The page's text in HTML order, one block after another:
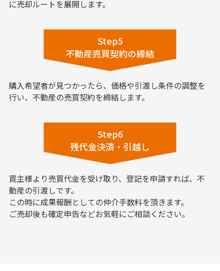
に売却ルートを展開します。
Step5
不動産売買契約の締結
購入希望者が見つかったら、価格や引渡し条件の調整を
行い、不動産の売買契約を締結します。
Step6
残代金決済・引越し
買主様より売買代金を受け取り、登記を申請すれば、不
動産の引渡しです。
この時に成果報酬としての仲介手数料を頂きます。
ご売却後も確定申告などお気軽にご相談ください。